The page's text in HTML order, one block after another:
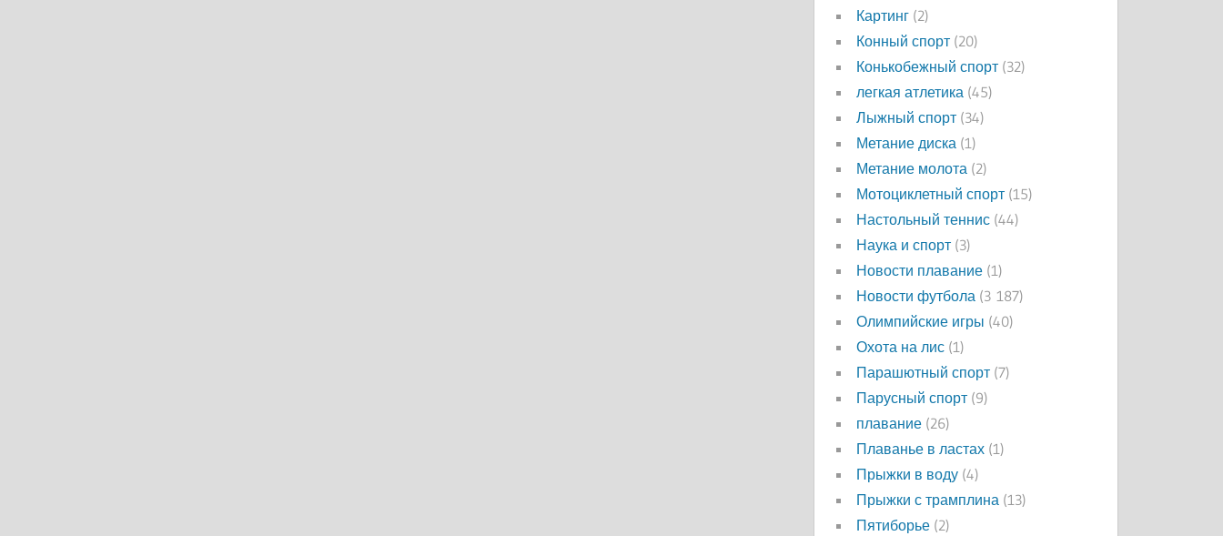
Картинг (2)
Конный спорт (20)
Конькобежный спорт (32)
легкая атлетика (45)
Лыжный спорт (34)
Метание диска (1)
Метание молота (2)
Мотоциклетный спорт (15)
Настольный теннис (44)
Наука и спорт (3)
Новости плавание (1)
Новости футбола (3 187)
Олимпийские игры (40)
Охота на лис (1)
Парашютный спорт (7)
Парусный спорт (9)
плавание (26)
Плаванье в ластах (1)
Прыжки в воду (4)
Прыжки с трамплина (13)
Пятиборье (2)